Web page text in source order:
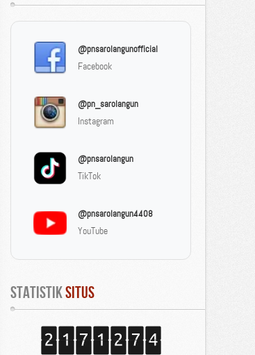
@pnsarolangunofficial
Facebook
@pn_sarolangun
Instagram
@pnsarolangun
TikTok
@pnsarolangun4408
YouTube
Statistik Situs